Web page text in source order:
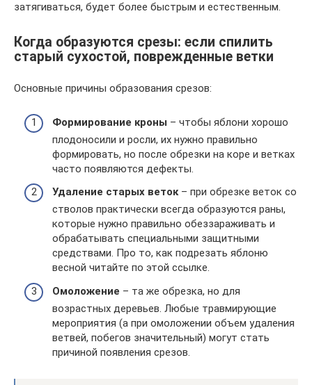
затягиваться, будет более быстрым и естественным.
Когда образуются срезы: если спилить
старый сухостой, поврежденные ветки
Основные причины образования срезов:
Формирование кроны – чтобы яблони хорошо
плодоносили и росли, их нужно правильно
формировать, но после обрезки на коре и ветках
часто появляются дефекты.
Удаление старых веток– при обрезке веток со
стволов практически всегда образуются раны,
которые нужно правильно обеззараживать и
обрабатывать специальными защитными
средствами. Про то, как подрезать яблоню
весной читайте по этой ссылке.
Омоложение – та же обрезка, но для
возрастных деревьев. Любые травмирующие
мероприятия (а при омоложении объем удаления
ветвей, побегов значительный) могут стать
причиной появления срезов.